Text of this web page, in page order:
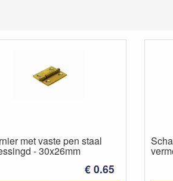
met vaste pen staal
- 30x26mm
€ 0.65